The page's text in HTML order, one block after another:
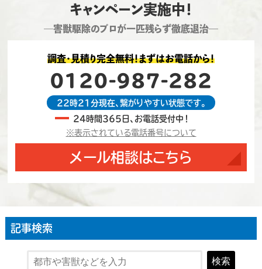
キャンペーン実施中！
―害獣駆除のプロが一匹残らず徹底退治―
調査・見積り完全無料！まずはお電話から！
0120-987-282
22時21分現在、繋がりやすい状態です。
24時間365日、お電話受付中！
※表示されている電話番号について
メール相談はこちら
記事検索
検索